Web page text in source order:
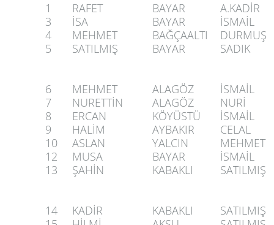
1 RAFET BAYAR
A.KADİR
3
İSA BAYAR
İSMAİL
4
MEHMET BAĞÇAALTI
DURMUŞ
5
SATILMIŞ BAYAR SADIK
6 MEHMET ALAGÖZ
İSMAİL
7
NURETTİN ALAGÖZ
NURİ
8
ERCAN KÖYÜSTÜ
İSMAİL
9
HALİM AYBAKIR
CELAL
10
ASLAN YALCIN
MEHMET
12
MUSA BAYAR
İSMAİL
13
ŞAHİN KABAKLI SATILMIŞ
14 KADİR KABAKLI
SATILMIŞ